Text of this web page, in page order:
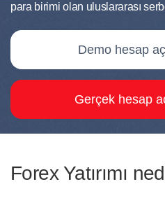
para birimi olan uluslararası
Demo hesap aç
Gerçek hesap
Forex Yatırımı